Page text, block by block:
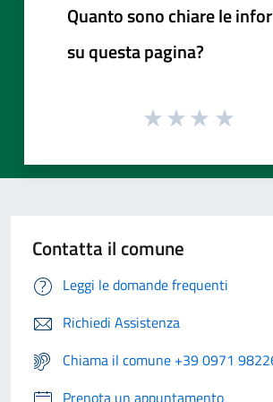
Quanto sono chiare le
su questa pagina?
Contatta il comune
Leggi le domande frequenti
Richiedi Assistenza
Chiama il comune +39 0971